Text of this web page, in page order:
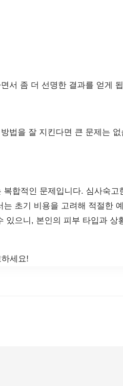
서 좀 더 선명한 결과를 얻게
법을 잘 지킨다면 큰 문제는 없
합적인 문제입니다. 심사숙고
초기 비용을 고려해 적절한
있으니, 본인의 피부 타입과 상
세요!